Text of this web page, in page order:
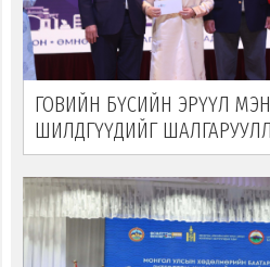
ГОВИЙН БҮСИЙН ЭРҮҮЛ
ШИЛДГҮҮДИЙГ